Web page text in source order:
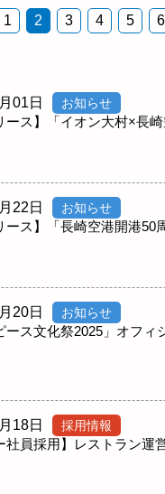
1 2 3 4 5 6
01日 お知らせ
ース】「イオン大村×長
22日 お知らせ
ース】「長崎空港開港
20日 お知らせ
ース文化祭2025」オフ
18日 採用情報
社員採用】レストラン